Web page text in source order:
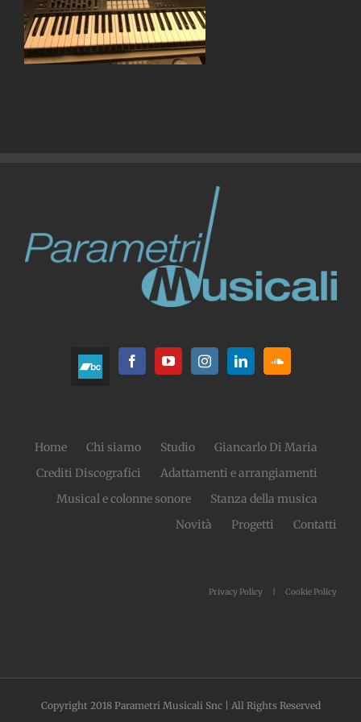
Home Chi siamo Studio
Giancarlo Di Maria
Crediti Discografici
Adattamenti e arrangiamenti
Musical e colonne sonore
Stanza della musica
Novità
Progetti Contatti
Privacy Policy Cookie Policy
Copyright 2018 Parametri Musicali Snc | All Rights Reserved